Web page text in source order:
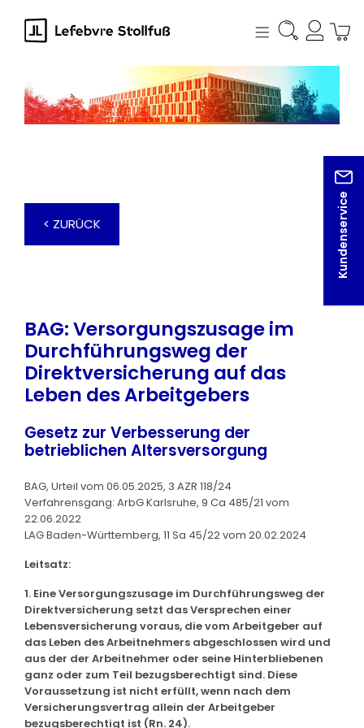
springen
Kundenservice
< ZURÜCK
BAG: Versorgungszusage im
Durchführungsweg der
Direktversicherung auf das
Leben des Arbeitgebers
Gesetz zur Verbesserung der
betrieblichen Altersversorgung
BAG, Urteil vom 06.05.2025, 3 AZR 118/24
Verfahrensgang: ArbG Karlsruhe, 9 Ca 485/21 vom
22.06.2022
LAG Baden-Württemberg, 11 Sa 45/22 vom 20.02.2024
Leitsatz:
1. Eine Versorgungszusage im Durchführungsweg der
Direktversicherung setzt das Versprechen einer
Lebensversicherung voraus, die vom Arbeitgeber auf
das Leben des Arbeitnehmers abgeschlossen wird und
aus der der Arbeitnehmer oder seine Hinterbliebenen
ganz oder zum Teil bezugsberechtigt sind. Diese
Voraussetzung ist nicht erfüllt, wenn nach dem
Versicherungsvertrag allein der Arbeitgeber
bezugsberechtigt ist (Rn. 24).